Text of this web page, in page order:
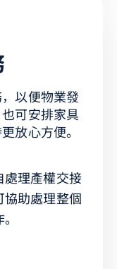
以便物業發
可安排家具
放心方便。
處理產權交接
協助處理整個